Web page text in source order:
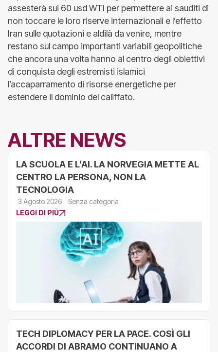
assesterà sui 60 usd WTI per permettere ai sauditi di
non toccare le loro riserve internazionali e l’effetto
Iran sulle quotazioni e aldilà da venire, mentre
restano sul campo importanti variabili geopolitiche
che ancora una volta hanno al centro degli obiettivi
di conquista degli estremisti islamici
l’accaparramento di risorse energetiche per
estendere il dominio del califfato.
ALTRE NEWS
LA SCUOLA E L’AI. LA NORVEGIA METTE AL
CENTRO LA PERSONA, NON LA
TECNOLOGIA
3 Agosto 2026
Senza categoria
LEGGI DI PIÙ
TECH DIPLOMACY PER LA PACE. COSÌ GLI
ACCORDI DI ABRAMO CONTINUANO A